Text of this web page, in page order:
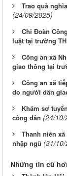
Trao quà
(24/09/2025)
Chi Đoàn
luật tại trường
Công an xã
giao thông tại
Công an xã
do người dân
Khám sơ
công dân (24/10/
Thanh niên
nhập ngũ (31/
Những tin cũ